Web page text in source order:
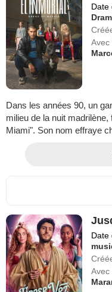
Date
Avec
Dans les années 90, un
milieu de la nuit
Miami". Son nom effraye
Date
Avec